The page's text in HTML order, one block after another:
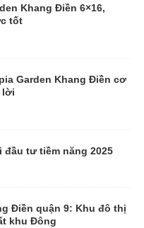
Khang Điền 6×16,
tốt
Garden Khang Điền cơ
lời
đầu tư tiềm năng 2025
Điền quận 9: Khu đô thị
khu Đông